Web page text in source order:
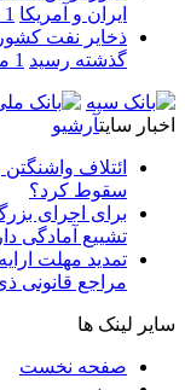
ایران و آمریکا 1 ماه
گذشته رسید 1 ماه
اخبار سایتآرشیو
ائتلاف
سقوط کرد؟
برای اجرای
تشییع آمادگی
تمدید مهلت
مراجع قانونی
سایر لینک ها
صفحه نخست